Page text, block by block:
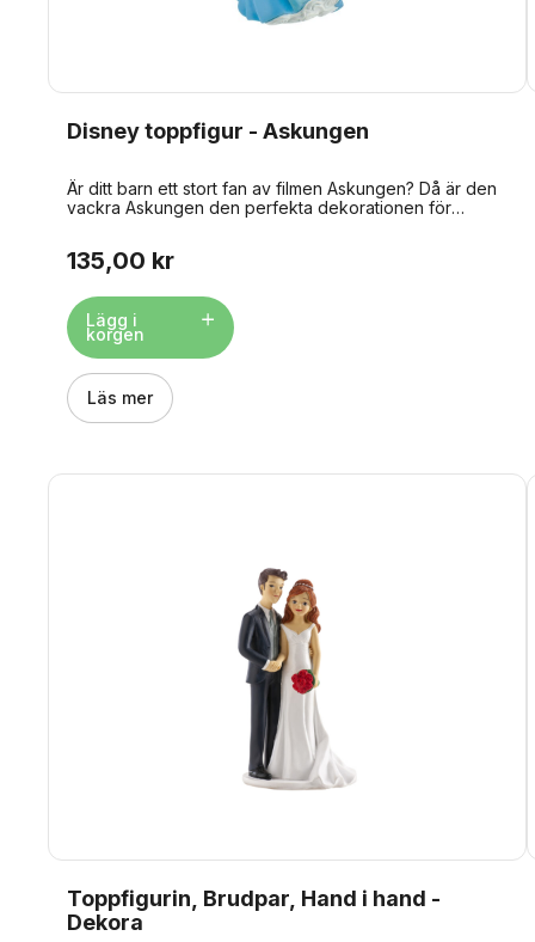
Disney toppfigur - Askungen
Är ditt barn ett stort fan av filmen Askungen? Då är den
vackra Askungen den perfekta dekorationen för
ca 8,7 x 6,2 x 10,7 cm. Material: plast.
135,00 kr
Lägg i
korgen
Läs mer
Toppfigurin, Brudpar, Hand i hand -
Dekora